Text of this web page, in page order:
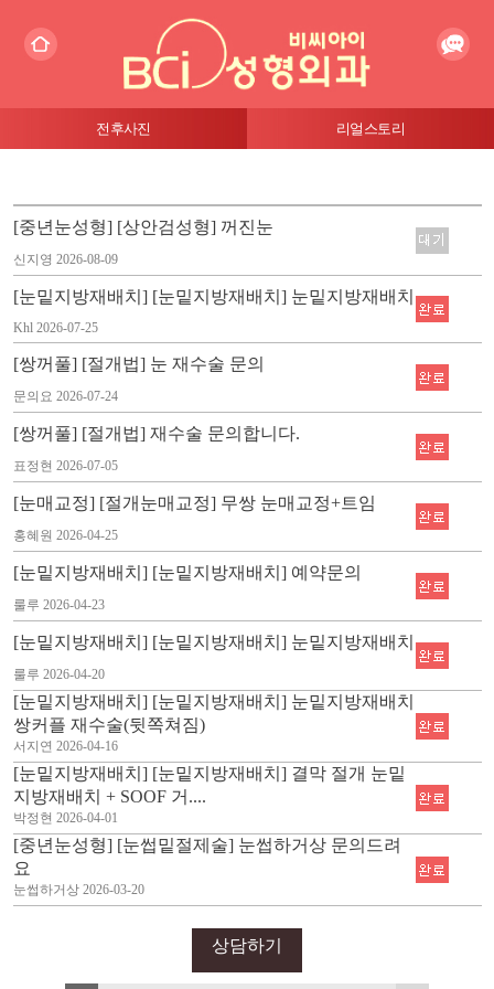
전후사진 리얼스토리
[중년눈성형] [상안검성형] 꺼진눈
신지영 2026-08-09
[눈밑지방재배치] [눈밑지방재배치] 눈밑지방재배치
Khl 2026-07-25
[쌍꺼풀] [절개법] 눈 재수술 문의
문의요 2026-07-24
[쌍꺼풀] [절개법] 재수술 문의합니다.
표정현 2026-07-05
[눈매교정] [절개눈매교정] 무쌍 눈매교정+트임
홍혜원 2026-04-25
[눈밑지방재배치] [눈밑지방재배치] 예약문의
룰루 2026-04-23
[눈밑지방재배치] [눈밑지방재배치] 눈밑지방재배치
룰루 2026-04-20
[눈밑지방재배치] [눈밑지방재배치] 눈밑지방재배치
쌍커플 재수술(뒷쪽쳐짐)
서지연 2026-04-16
[눈밑지방재배치] [눈밑지방재배치] 결막 절개 눈밑
지방재배치 + SOOF 거....
박정현 2026-04-01
[중년눈성형] [눈썹밑절제술] 눈썹하거상 문의드려
요
눈썹하거상 2026-03-20
상담하기